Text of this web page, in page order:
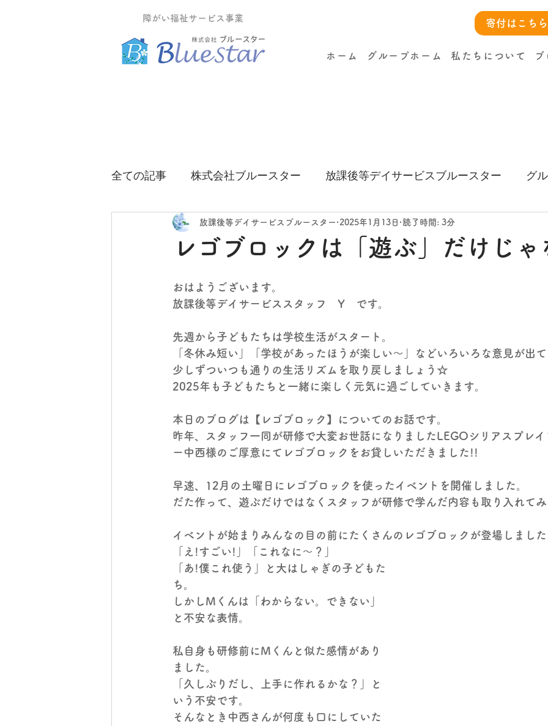
障がい福祉サービス事業 寄付はこちら
ホーム グループホーム 私たちについて ブ
全ての記事 株式会社ブルースター 放課後等デイサービスブルースター グ
グループホームティーツリー
レゴブロックは「遊ぶ」だけじゃ
放課後等デイサービスブルースター 2025年1月13日 読了時間: 3分
おはようございます。
放課後等デイサービススタッフ　Y　です。
先週から子どもたちは学校生活がスタート。
「冬休み短い」「学校があったほうが楽しい～」などいろいろな意見が出て
少しずついつも通りの生活リズムを取り戻しましょう☆
2025年も子どもたちと一緒に楽しく元気に過ごしていきます。
本日のブログは【レゴブロック】についてのお話です。
昨年、スタッフ一同が研修で大変お世話になりましたLEGOシリアスプレイ
ー中西様のご厚意にてレゴブロックをお貸しいただきました!!
早速、12月の土曜日にレゴブロックを使ったイベントを開催しました。
だた作って、遊ぶだけではなくスタッフが研修で学んだ内容も取り入れてみ
イベントが始まりみんなの目の前にたくさんのレゴブロックが登場しまし
「え!すごい!」「これなに～？」
「あ!僕これ使う」と大はしゃぎの子どもた
ち。
しかしMくんは「わからない。できない」
と不安な表情。
私自身も研修前にMくんと似た感情があり
ました。
「久しぶりだし、上手に作れるかな？」と
いう不安です。
そんなとき中西さんが何度も口にしていた